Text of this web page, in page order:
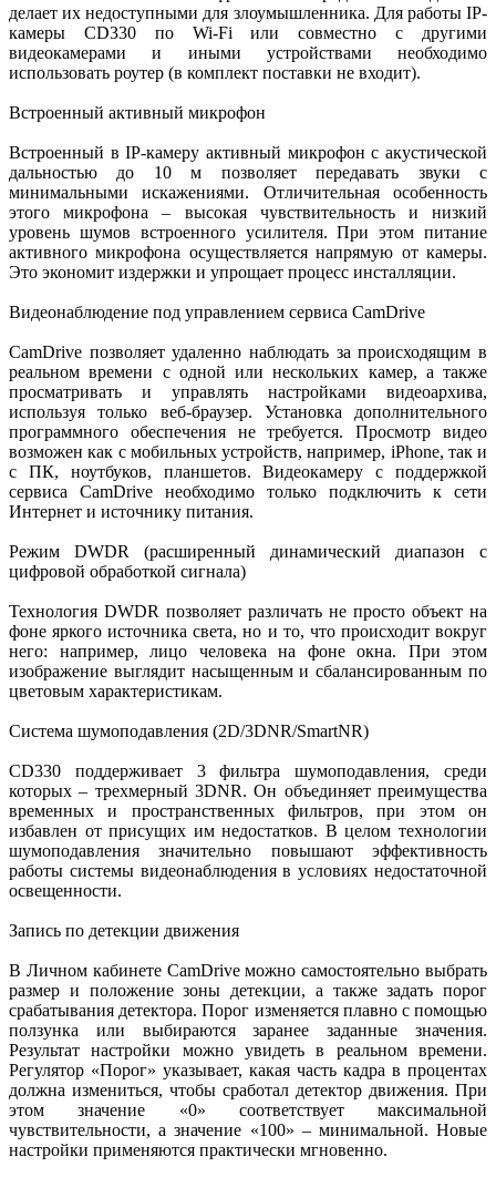
делает их недоступными для злоумышленника. Для работы IP-
камеры CD330 по Wi-Fi или совместно с другими
видеокамерами и иными устройствами необходимо
использовать роутер (в комплект поставки не входит).
Встроенный активный микрофон
Встроенный в IP-камеру активный микрофон с акустической
дальностью до 10 м позволяет передавать звуки с
минимальными искажениями. Отличительная особенность
этого микрофона – высокая чувствительность и низкий
уровень шумов встроенного усилителя. При этом питание
активного микрофона осуществляется напрямую от камеры.
Это экономит издержки и упрощает процесс инсталляции.
Видеонаблюдение под управлением сервиса CamDrive
CamDrive позволяет удаленно наблюдать за происходящим в
реальном времени с одной или нескольких камер, а также
просматривать и управлять настройками видеоархива,
используя только веб-браузер. Установка дополнительного
программного обеспечения не требуется. Просмотр видео
возможен как с мобильных устройств, например, iPhone, так и
с ПК, ноутбуков, планшетов. Видеокамеру с поддержкой
сервиса CamDrive необходимо только подключить к сети
Интернет и источнику питания.
Режим DWDR (расширенный динамический диапазон с
цифровой обработкой сигнала)
Технология DWDR позволяет различать не просто объект на
фоне яркого источника света, но и то, что происходит вокруг
него: например, лицо человека на фоне окна. При этом
изображение выглядит насыщенным и сбалансированным по
цветовым характеристикам.
Система шумоподавления (2D/3DNR/SmartNR)
CD330 поддерживает 3 фильтра шумоподавления, среди
которых – трехмерный 3DNR. Он объединяет преимущества
временных и пространственных фильтров, при этом он
избавлен от присущих им недостатков. В целом технологии
шумоподавления значительно повышают эффективность
работы системы видеонаблюдения в условиях недостаточной
освещенности.
Запись по детекции движения
В Личном кабинете CamDrive можно самостоятельно выбрать
размер и положение зоны детекции, а также задать порог
срабатывания детектора. Порог изменяется плавно с помощью
ползунка или выбираются заранее заданные значения.
Результат настройки можно увидеть в реальном времени.
Регулятор «Порог» указывает, какая часть кадра в процентах
должна измениться, чтобы сработал детектор движения. При
этом значение «0» соответствует максимальной
чувствительности, а значение «100» – минимальной. Новые
настройки применяются практически мгновенно.